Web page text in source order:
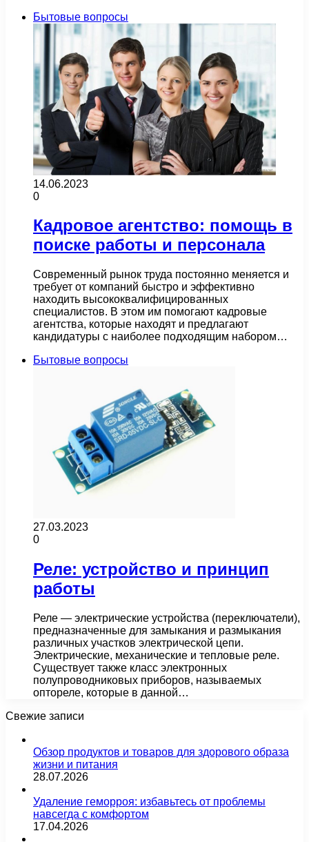
Бытовые вопросы
14.06.2023
0
Кадровое агентство: помощь в
поиске работы и персонала
Современный рынок труда постоянно меняется и
требует от компаний быстро и эффективно
находить высококвалифицированных
специалистов. В этом им помогают кадровые
агентства, которые находят и предлагают
кандидатуры с наиболее подходящим набором…
Бытовые вопросы
27.03.2023
0
Реле: устройство и принцип
работы
Реле — электрические устройства (переключатели),
предназначенные для замыкания и размыкания
различных участков электрической цепи.
Электрические, механические и тепловые реле.
Существует также класс электронных
полупроводниковых приборов, называемых
оптореле, которые в данной…
Свежие записи
Обзор продуктов и товаров для здорового образа
жизни и питания
28.07.2026
Удаление геморроя: избавьтесь от проблемы
навсегда с комфортом
17.04.2026